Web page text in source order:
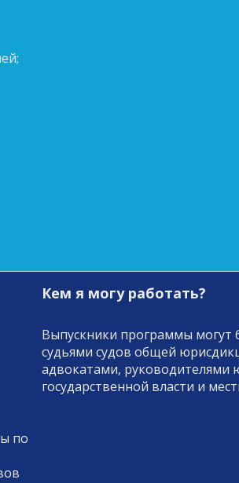
по
Кем я могу работать?
Выпускники программы
судьями судов общей
адвокатами, руководителями
государственной власти и